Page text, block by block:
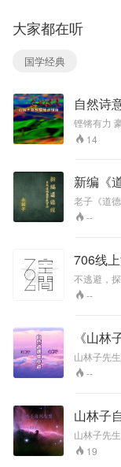
航船上点亮，这把
永恒不息的火炬，
引领一个灾难深重
受尽屈辱的古老德
冲出牢笼，追寻希
望！让我们来看看
这些伟大的火炬！
大家都在听
国学经典
铿锵有力
14
新编《
慧教育
老子《道
人误读
议颇大，
用自然道
经》，更
经》是实用的
自然道德
家。首倡
心身素质！
--
706线
不逃避，
--
《山林
鹤清
山林子先
创始人和践行者。 四十多
传统的继
体化为学
文化精神
和中华自
自然道德
德智慧文
--
山林子
山林子先
创始人和践行者。 四十多
传统的继
19